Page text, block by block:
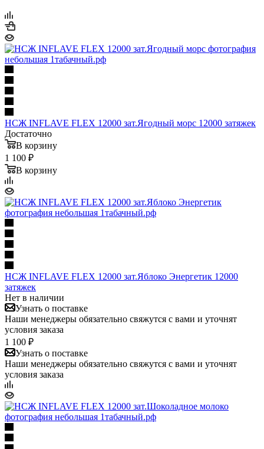
НСЖ INFLAVE FLEX 12000 зат.Ягодный морс 12000 затяжек
Достаточно
В корзину
1 100 ₽
В корзину
НСЖ INFLAVE FLEX 12000 зат.Яблоко Энергетик 12000
затяжек
Нет в наличии
Узнать о поставке
Наши менеджеры обязательно свяжутся с вами и уточнят
условия заказа
1 100 ₽
Узнать о поставке
Наши менеджеры обязательно свяжутся с вами и уточнят
условия заказа